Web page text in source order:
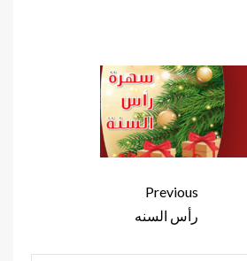
Previous
رأس السنه